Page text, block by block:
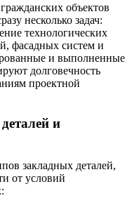
объектов
несколько задач:
технологических
фасадных систем и
и выполненные
долговечность
проектной
и
закладных деталей,
от условий